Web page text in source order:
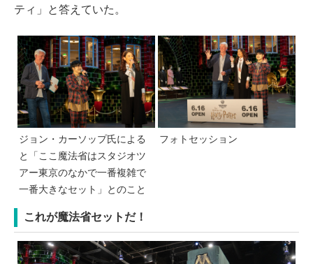
ティ」と答えていた。
ジョン・カーソップ氏による
と「ここ魔法省はスタジオツ
アー東京のなかで一番複雑で
一番大きなセット」とのこと
フォトセッション
これが魔法省セットだ！